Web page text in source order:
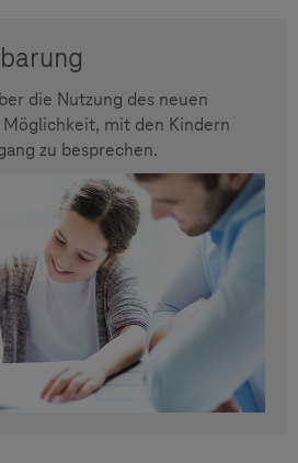
die Nutzung des neuen
mit den Kindern
zu besprechen.